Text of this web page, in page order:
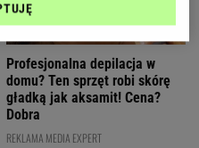
Profesjonalna depilacja w
domu? Ten sprzęt robi skórę
gładką jak aksamit! Cena?
Dobra
REKLAMA MEDIA EXPERT